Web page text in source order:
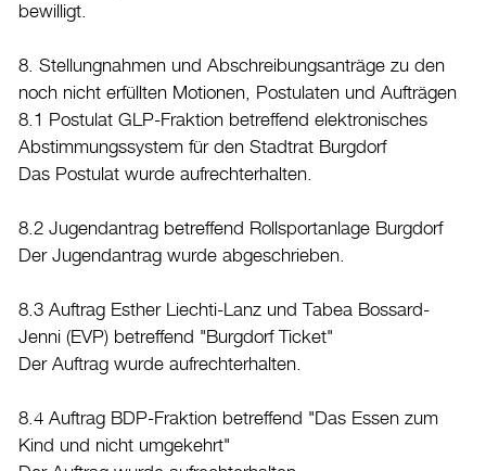
bewilligt.
8. Stellungnahmen und Abschreibungsanträge zu den
noch nicht erfüllten Motionen, Postulaten und Aufträgen
8.1 Postulat GLP-Fraktion betreffend elektronisches
Abstimmungssystem für den Stadtrat Burgdorf
Das Postulat wurde aufrechterhalten.
8.2 Jugendantrag betreffend Rollsportanlage Burgdorf
Der Jugendantrag wurde abgeschrieben.
8.3 Auftrag Esther Liechti-Lanz und Tabea Bossard-
Jenni (EVP) betreffend "Burgdorf Ticket"
Der Auftrag wurde aufrechterhalten.
8.4 Auftrag BDP-Fraktion betreffend "Das Essen zum
Kind und nicht umgekehrt"